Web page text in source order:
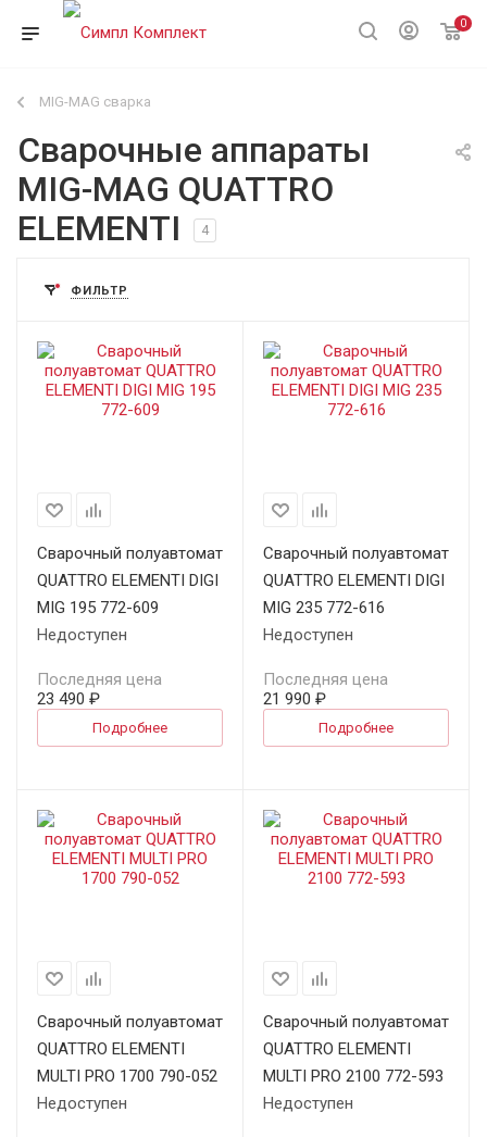
0
MIG-MAG сварка
Сварочные аппараты
MIG-MAG QUATTRO
ELEMENTI
4
ФИЛЬТР
Сварочный полуавтомат
QUATTRO ELEMENTI DIGI
MIG 195 772-609
Недоступен
Последняя цена
23 490 ₽
Подробнее
Сварочный полуавтомат
QUATTRO ELEMENTI DIGI
MIG 235 772-616
Недоступен
Последняя цена
21 990 ₽
Подробнее
Сварочный полуавтомат
QUATTRO ELEMENTI
MULTI PRO 1700 790-052
Недоступен
Сварочный полуавтомат
QUATTRO ELEMENTI
MULTI PRO 2100 772-593
Недоступен